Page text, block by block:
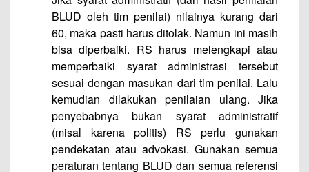
BLUD oleh tim penilai) nilainya kurang dari
60, maka pasti harus ditolak. Namun ini masih
bisa diperbaiki. RS harus melengkapi atau
memperbaiki syarat administrasi tersebut
sesuai dengan masukan dari tim penilai. Lalu
kemudian dilakukan penilaian ulang. Jika
penyebabnya bukan syarat administratif
(misal karena politis) RS perlu gunakan
pendekatan atau advokasi. Gunakan semua
peraturan tentang BLUD dan semua referensi